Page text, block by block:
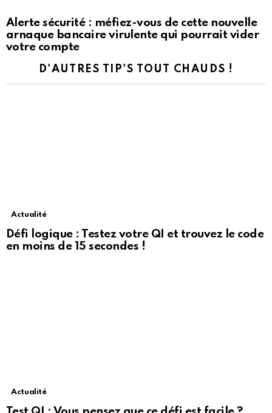
Alerte sécurité : méfiez-vous de cette nouvelle
arnaque bancaire virulente qui pourrait vider
votre compte
D'AUTRES TIP'S TOUT CHAUDS !
Actualité
Défi logique : Testez votre QI et trouvez le code
en moins de 15 secondes !
Actualité